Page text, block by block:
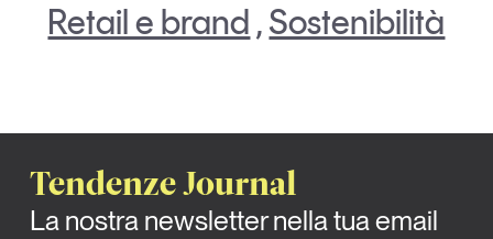
Retail e brand ,Sostenibilità
Tendenze Journal
La nostra newsletter nella tua email